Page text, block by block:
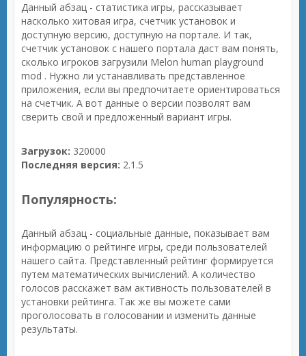
Данный абзац - статистика игры, рассказывает
насколько хитовая игра, счетчик установок и
доступную версию, доступную на портале. И так,
счетчик установок с нашего портала даст вам понять,
сколько игроков загрузили Melon human playground
mod . Нужно ли устанавливать представленное
приложения, если вы предпочитаете ориентироваться
на счетчик. А вот данные о версии позволят вам
сверить свой и предложенный вариант игры.
Загрузок: 320000
Последняя версия: 2.1.5
Популярность:
Данный абзац - социальные данные, показывает вам
информацию о рейтинге игры, среди пользователей
нашего сайта. Представленный рейтинг формируется
путем математических вычислений. А количество
голосов расскажет вам активность пользователей в
установки рейтинга. Так же вы можете сами
проголосовать в голосовании и изменить данные
результаты.